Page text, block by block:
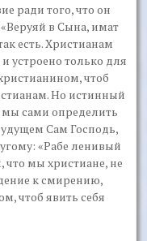
ради того, что он
«Веруяй в Сына, имат
есть. Христианам
устроено только для
чтоб
Но истинный
мы сами определить
Сам Господь,
«Рабе ленивый
что мы христиане, не
к смирению,
чтоб явить себя